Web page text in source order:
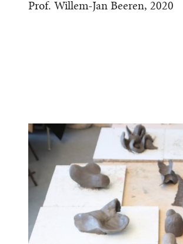
Prof. Willem-Jan Beeren, 2020